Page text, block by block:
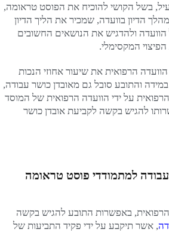
לעיל, בשל הקושי להוכיח את הפוסט טראומה,
הדיון בוועדה, שמכיר את הליך הדיון
ולהדגיש את הנושאים החשובים
המקסימלי.
הרפואית את שיעור אחוזי הנכות
והתובע סובל גם מאובדן כושר עבודה,
על ידי הוועדה הרפואית של המוסד
להגיש בקשה לקביעת אובדן כושר
למתמודדי פוסט טראומה
באפשרות התובע להגיש בקשה
, אשר תיקבע על ידי פקיד התביעות של